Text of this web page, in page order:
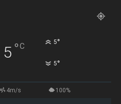
5 °C 5°
5°
4m/s 100%